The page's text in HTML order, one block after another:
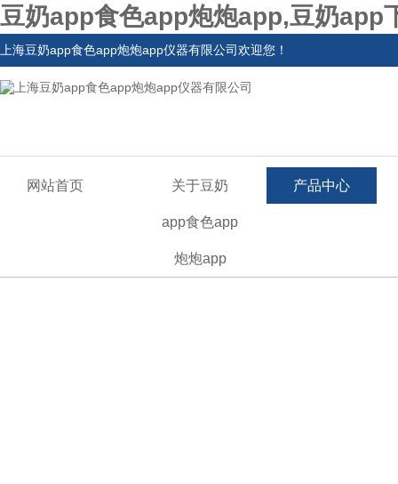
豆奶app食色app炮炮app,豆奶app
上海豆奶app食色app炮炮app仪器有限公司欢迎您！
网站首页 关于豆奶
app食色app
炮炮app
产品中心